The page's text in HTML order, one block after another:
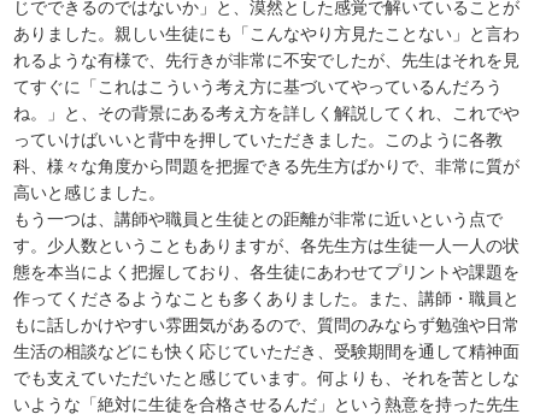
じでできるのではないか」と、漠然とした感覚で解いていることが
ありました。親しい生徒にも「こんなやり方見たことない」と言わ
れるような有様で、先行きが非常に不安でしたが、先生はそれを見
てすぐに「これはこういう考え方に基づいてやっているんだろう
ね。」と、その背景にある考え方を詳しく解説してくれ、これでや
っていけばいいと背中を押していただきました。このように各教
科、様々な角度から問題を把握できる先生方ばかりで、非常に質が
高いと感じました。
もう一つは、講師や職員と生徒との距離が非常に近いという点で
す。少人数ということもありますが、各先生方は生徒一人一人の状
態を本当によく把握しており、各生徒にあわせてプリントや課題を
作ってくださるようなことも多くありました。また、講師・職員と
もに話しかけやすい雰囲気があるので、質問のみならず勉強や日常
生活の相談などにも快く応じていただき、受験期間を通して精神面
でも支えていただいたと感じています。何よりも、それを苦としな
いような「絶対に生徒を合格させるんだ」という熱意を持った先生